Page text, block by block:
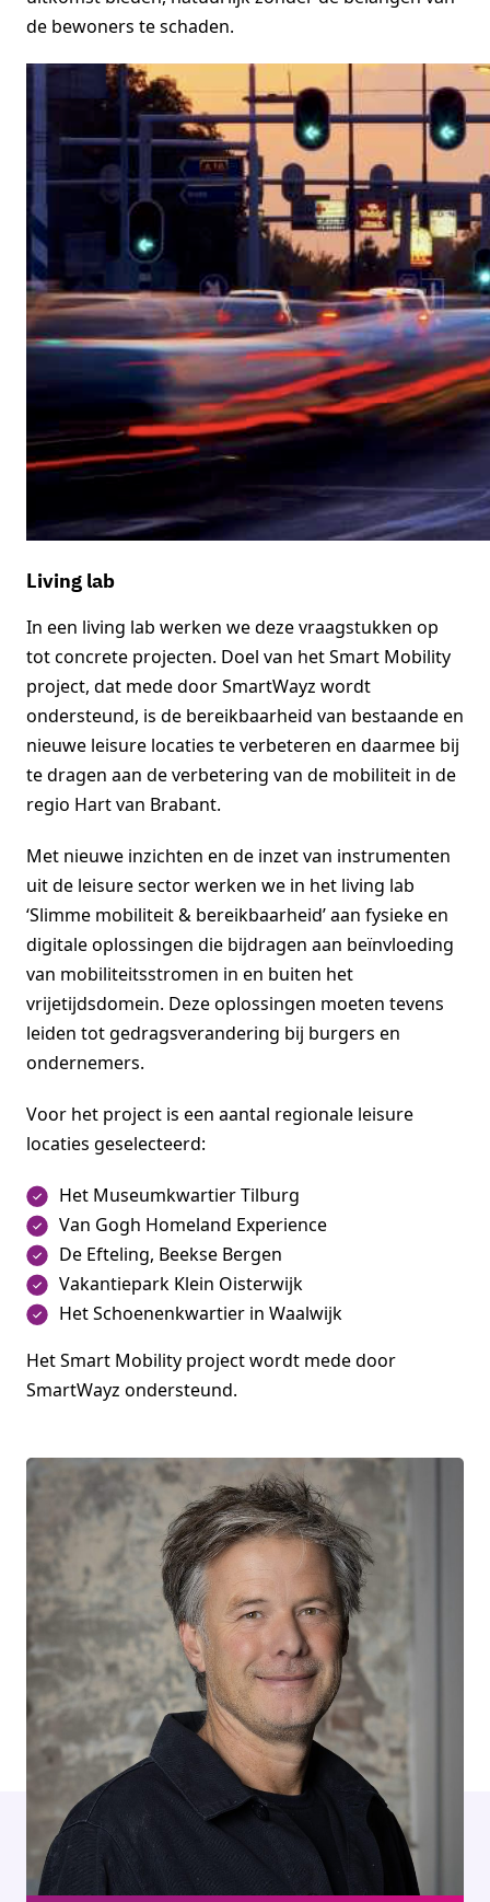
de bewoners te schaden.
Living lab
In een living lab werken we deze vraagstukken op
tot concrete projecten. Doel van het Smart Mobility
project, dat mede door SmartWayz wordt
ondersteund, is de bereikbaarheid van bestaande en
nieuwe leisure locaties te verbeteren en daarmee bij
te dragen aan de verbetering van de mobiliteit in de
regio Hart van Brabant.
Met nieuwe inzichten en de inzet van instrumenten
uit de leisure sector werken we in het living lab
‘Slimme mobiliteit & bereikbaarheid’ aan fysieke en
digitale oplossingen die bijdragen aan beïnvloeding
van mobiliteitsstromen in en buiten het
vrijetijdsdomein. Deze oplossingen moeten tevens
leiden tot gedragsverandering bij burgers en
ondernemers.
Voor het project is een aantal regionale leisure
locaties geselecteerd:
Het Museumkwartier Tilburg
Van Gogh Homeland Experience
De Efteling, Beekse Bergen
Vakantiepark Klein Oisterwijk
Het Schoenenkwartier in Waalwijk
Het Smart Mobility project wordt mede door
SmartWayz ondersteund.